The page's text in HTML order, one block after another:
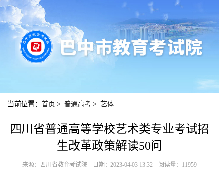
当前位置： 首页 > 普通高考 > 艺体
四川省普通高等学校艺术类专业考试招
生改革政策解读50问
来源：四川省教育考试院 日期：2023-04-03 13:32 阅读量：11959